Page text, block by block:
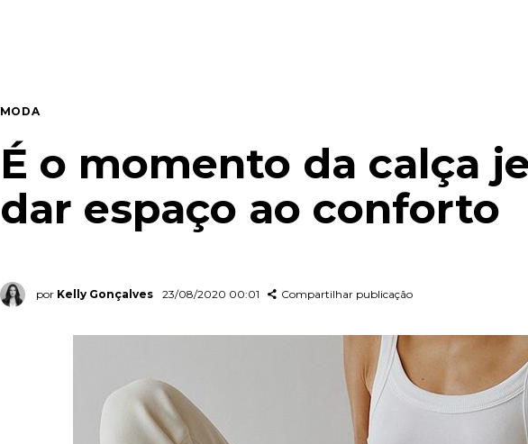
MODA
É o momento da calça
dar espaço ao conforto
por Kelly Gonçalves 23/08/2020 00:01 Compartilhar publicação